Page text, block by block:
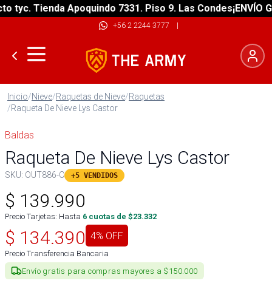
Tienda Apoquindo 7331. Piso 9. Las Condes¡ENVÍO
+56 2 2244 3777 |
Inicio/Nieve/Raquetas de Nieve/Raquetas
/Raqueta De Nieve Lys Castor
Baldas
Raqueta De Nieve Lys Castor
SKU: OUT886-C +5 VENDIDOS
$ 139.990
Precio Tarjetas: Hasta 6 cuotas de $23.332
$ 134.390 4% OFF
Precio Transferencia Bancaria
Envío gratis para compras mayores a $150.000